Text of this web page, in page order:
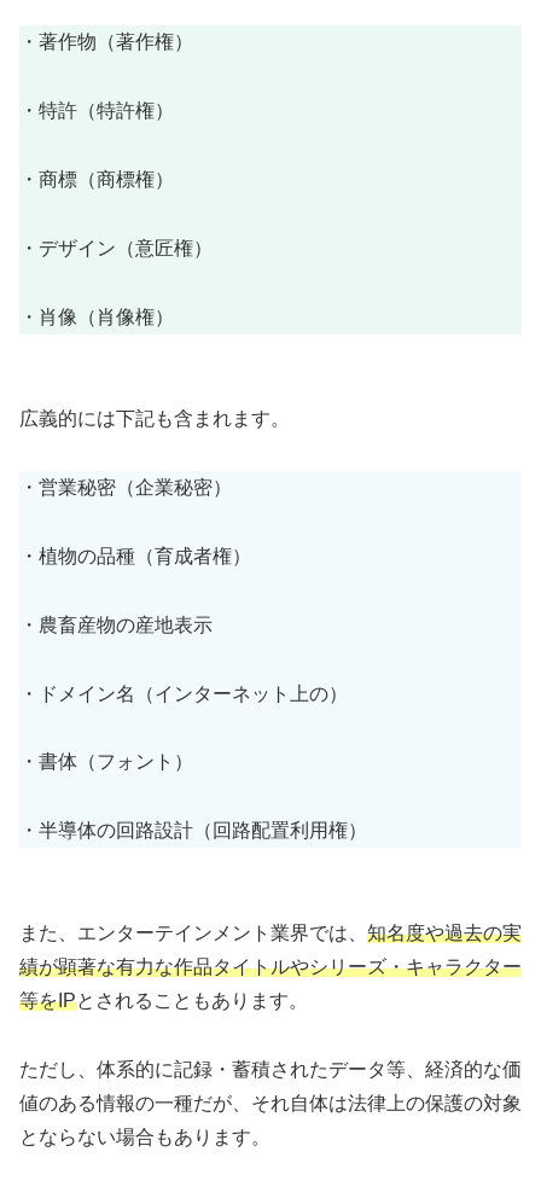
・著作物（著作権）
・特許（特許権）
・商標（商標権）
・デザイン（意匠権）
・肖像（肖像権）
広義的には下記も含まれます。
・営業秘密（企業秘密）
・植物の品種（育成者権）
・農畜産物の産地表示
・ドメイン名（インターネット上の）
・書体（フォント）
・半導体の回路設計（回路配置利用権）
また、エンターテインメント業界では、 知名度や過去の実
績が顕著な有力な作品タイトルやシリーズ・キャラクター
等をIPとされることもあります。
ただし、体系的に記録・蓄積されたデータ等、経済的な価
値のある情報の一種だが、それ自体は法律上の保護の対象
とならない場合もあります。